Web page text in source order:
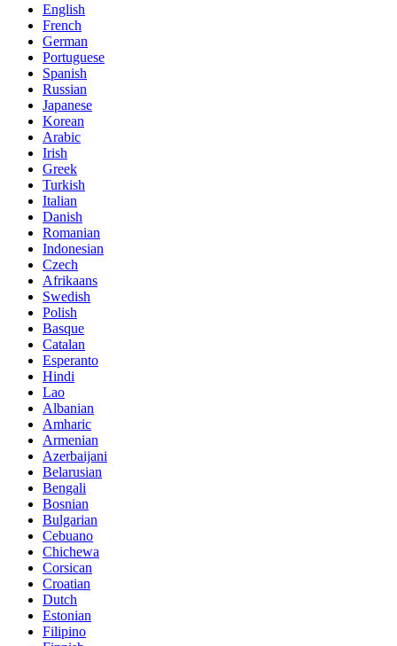
English
French
German
Portuguese
Spanish
Russian
Japanese
Korean
Arabic
Irish
Greek
Turkish
Italian
Danish
Romanian
Indonesian
Czech
Afrikaans
Swedish
Polish
Basque
Catalan
Esperanto
Hindi
Lao
Albanian
Amharic
Armenian
Azerbaijani
Belarusian
Bengali
Bosnian
Bulgarian
Cebuano
Chichewa
Corsican
Croatian
Dutch
Estonian
Filipino